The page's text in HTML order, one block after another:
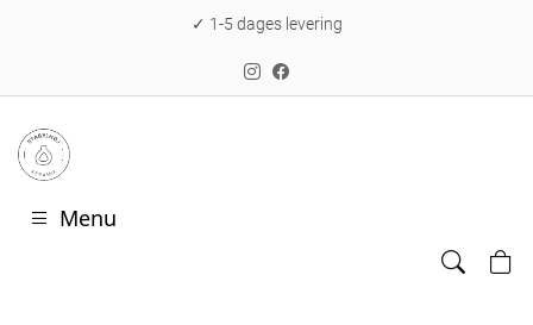
✓ 1-5 dages levering
Menu